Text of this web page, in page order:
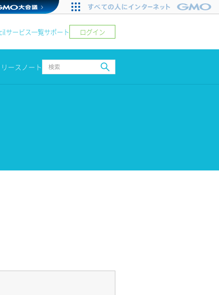
サービス一覧サポート ログイン
リースノート